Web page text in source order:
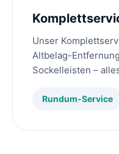
Unser
Altbelag-
Sockelleisten –
Rundum-Service